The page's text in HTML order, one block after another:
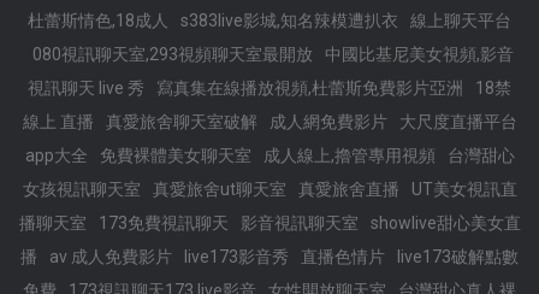
杜蕾斯情色,18成人
s383live影城,知名辣模遭扒衣
線上聊天平台
080視訊聊天室,293視頻聊天室最開放
中國比基尼美女視頻,影音
視訊聊天 live 秀
寫真集在線播放視頻,杜蕾斯免費影片亞洲
18禁
線上 直播
真愛旅舍聊天室破解 成人網免費影片
大尺度直播平台
app大全
免費裸體美女聊天室 成人線上,擼管專用視頻
台灣甜心
女孩視訊聊天室
真愛旅舍ut聊天室 真愛旅舍直播
UT美女視訊直
播聊天室
173免費視訊聊天 影音視訊聊天室
showlive甜心美女直
播
av 成人免費影片 live173影音秀 直播色情片
live173破解點數